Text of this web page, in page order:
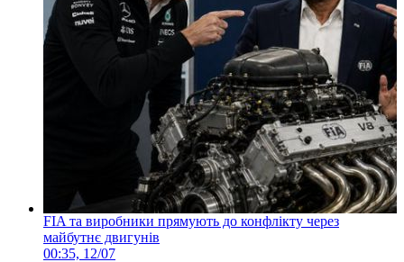
FIA та виробники прямують до конфлікту через
майбутнє двигунів
00:35, 12/07